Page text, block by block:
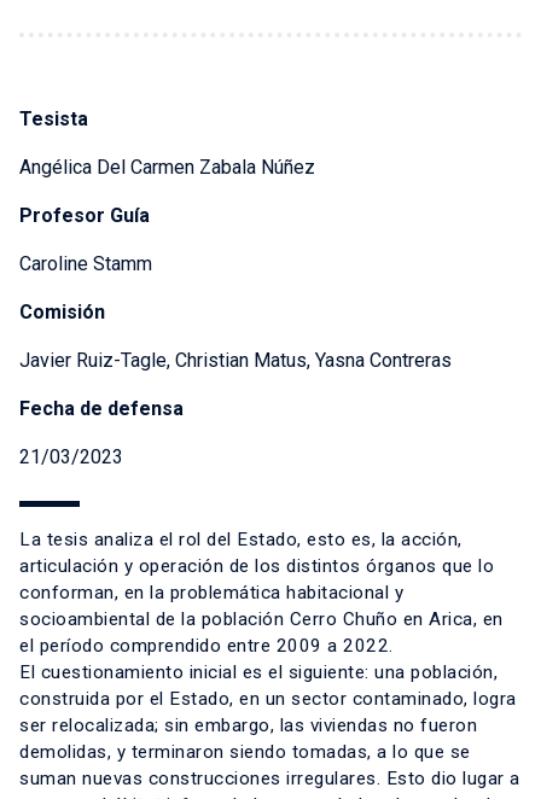
Tesista
Angélica Del Carmen Zabala Núñez
Profesor Guía
Caroline Stamm
Comisión
Javier Ruiz-Tagle, Christian Matus, Yasna Contreras
Fecha de defensa
21/03/2023
La tesis analiza el rol del Estado, esto es, la acción,
articulación y operación de los distintos órganos que lo
conforman, en la problemática habitacional y
socioambiental de la población Cerro Chuño en Arica, en
el período comprendido entre 2009 a 2022.
El cuestionamiento inicial es el siguiente: una población,
construida por el Estado, en un sector contaminado, logra
ser relocalizada; sin embargo, las viviendas no fueron
demolidas, y terminaron siendo tomadas, a lo que se
suman nuevas construcciones irregulares. Esto dio lugar a